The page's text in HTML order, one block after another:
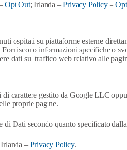
Opt Out; Irlanda – Privacy Policy –
ospitati su piattaforme esterne
informazioni specifiche o
dati sul traffico web relativo alle
carattere gestito da Google LLC
proprie pagine.
Dati secondo quanto specificato
Irlanda – Privacy Policy.